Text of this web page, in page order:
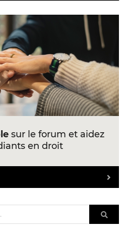
sur le forum et aidez
en droit